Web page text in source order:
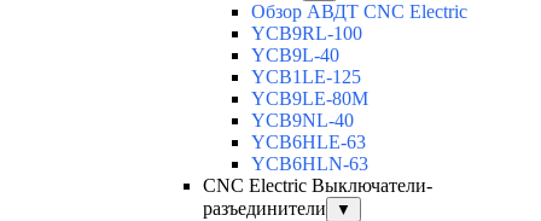
Обзор АВДТ CNC Electric
YCB9RL-100
YCB9L-40
YCB1LE-125
YCB9LE-80M
YCB9NL-40
YCB6HLE-63
YCB6HLN-63
CNC Electric Выключатели-
разъединители
▼